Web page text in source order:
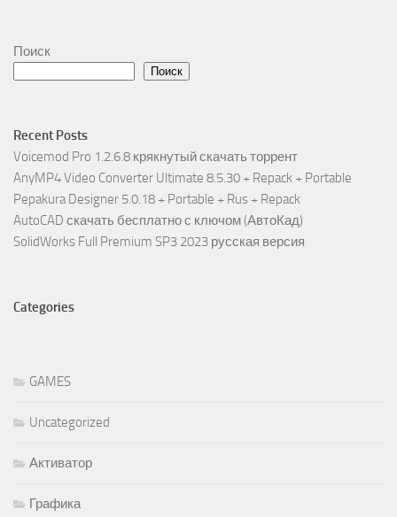
Поиск
Поиск
Recent Posts
Voicemod Pro 1.2.6.8 крякнутый скачать торрент
AnyMP4 Video Converter Ultimate 8.5.30 + Repack + Portable
Pepakura Designer 5.0.18 + Portable + Rus + Repack
AutoCAD скачать бесплатно с ключом (АвтоКад)
SolidWorks Full Premium SP3 2023 русская версия
Categories
GAMES
Uncategorized
Активатор
Графика